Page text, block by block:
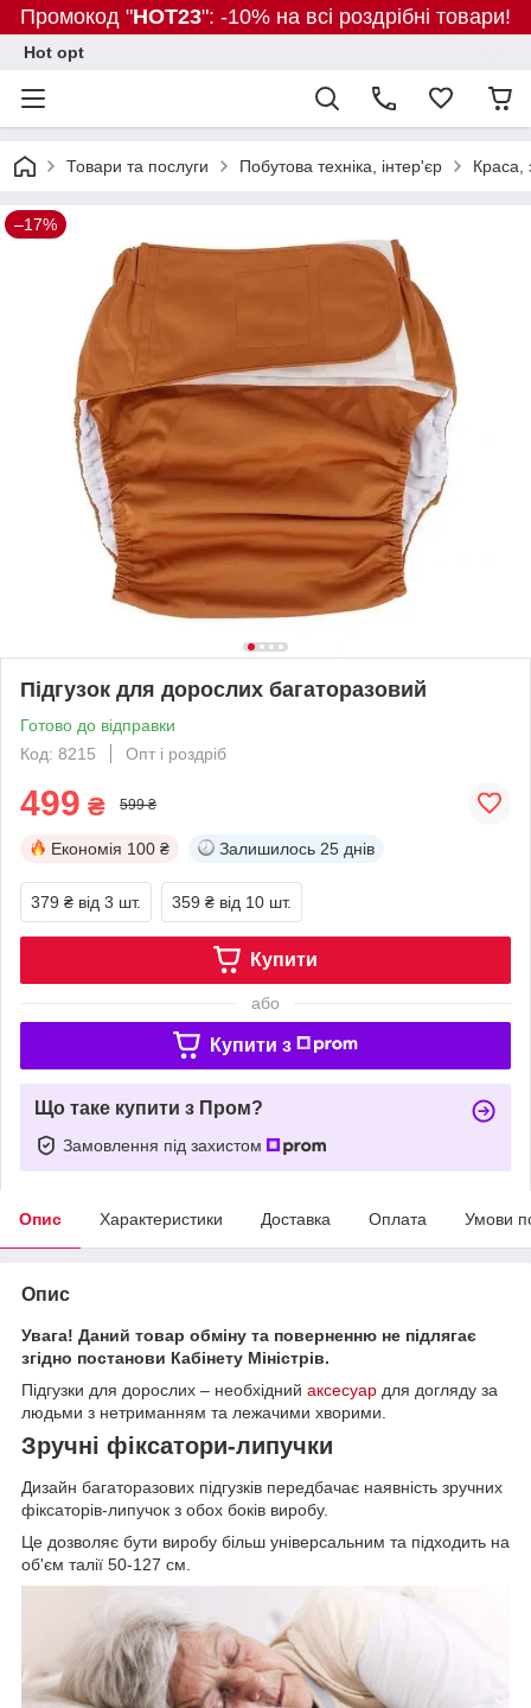
Промокод "HOT23": -10% на всі роздрібні товари!
Hot opt
Товари та послуги Побутова техніка, інтер'єр Краса,
–17%
Підгузок для дорослих багаторазовий
Готово до відправки
Код: 8215
Опт і роздріб
499 ₴ 599 ₴
Економія 100 ₴ Залишилось 25 днів
379 ₴ від 3 шт. 359 ₴ від 10 шт.
Купити
або
Купити з
Що таке купити з Пром?
Замовлення під захистом
Опис Характеристики Доставка Оплата Умови
Опис
Увага! Даний товар обміну та поверненню не підлягає
згідно постанови Кабінету Міністрів.
Підгузки для дорослих – необхідний аксесуар для догляду за
людьми з нетриманням та лежачими хворими.
Зручні фіксатори-липучки
Дизайн багаторазових підгузків передбачає наявність зручних
фіксаторів-липучок з обох боків виробу.
Це дозволяє бути виробу більш універсальним та підходить на
об'єм талії 50-127 см.